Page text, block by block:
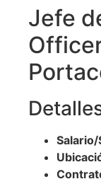
Jefe
Salario/